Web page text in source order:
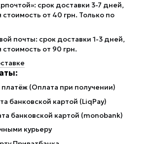
срок доставки 3-7 дней,
от 40 грн. Только по
почты: срок доставки 1-3 дней,
от 90 грн.
(Оплата при получении)
банковской картой (LiqPay)
банковской картой (monobank)
курьеру